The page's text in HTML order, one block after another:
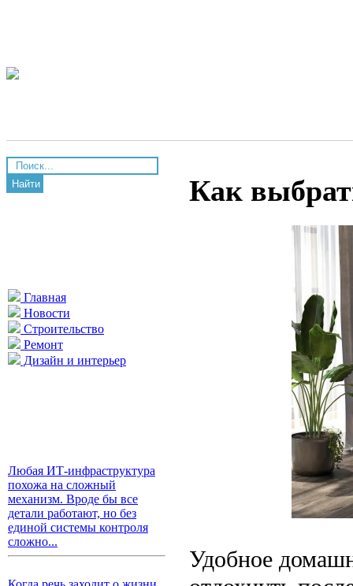
Найти
Главная
Новости
Строительство
Ремонт
Дизайн и интерьер
Любая ИТ-инфраструктура
похожа на сложный
механизм. Вроде бы все
детали работают, но без
единой системы контроля
сложно...
Как
Удобное